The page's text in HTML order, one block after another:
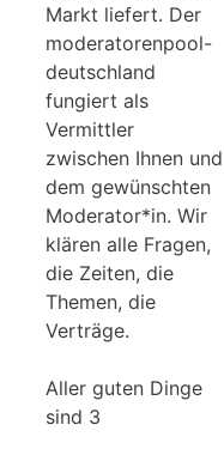
Markt liefert. Der
moderatorenpool-
deutschland
fungiert als
Vermittler
zwischen Ihnen und
dem gewünschten
Moderator*in. Wir
klären alle Fragen,
die Zeiten, die
Themen, die
Verträge.
Aller guten Dinge
sind 3